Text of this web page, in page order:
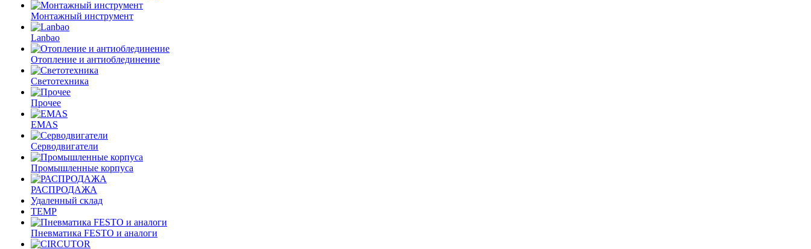
Монтажный инструмент
Lanbao
Отопление и антиоблединение
Светотехника
Прочее
EMAS
Cерводвигатели
Промышленные корпуса
РАСПРОДАЖА
Удаленный склад
TEMP
Пневматика FESTO и аналоги